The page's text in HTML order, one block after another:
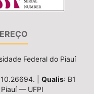
Federal do Piauí
| Qualis: B1
— UFPI